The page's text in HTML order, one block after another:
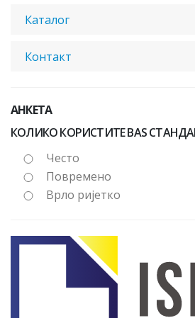
Каталог
Контакт
АНКЕТА
КОЛИКО КОРИСТИТЕ BAS
Често
Повремено
Врло ријетко